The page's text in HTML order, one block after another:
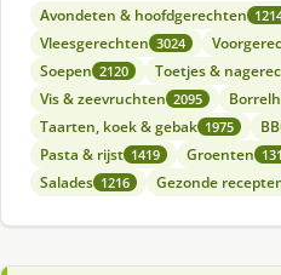
Avondeten & hoofdgerechten
Vleesgerechten 3024
Soepen 2120 Toetjes &
Vis & zeevruchten 2095
Taarten, koek & gebak 1975
Pasta & rijst 1419 Groenten
Salades 1216 Gezonde